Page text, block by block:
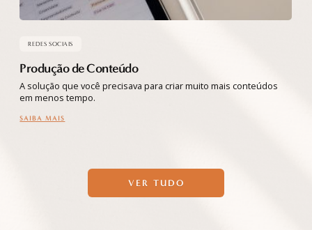
Combo de Planners
Produtiva & Lucrativa + Planner de Conteúdo juntos e
integrados.
VER TUDO